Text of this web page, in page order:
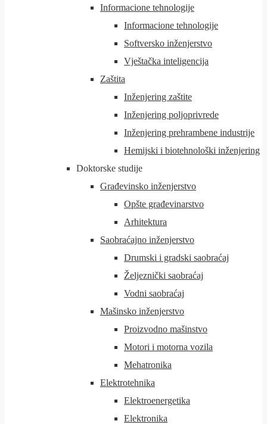
Informacione tehnologije
Informacione tehnologije
Softversko inženjerstvo
Vještačka inteligencija
Zaštita
Inženjering zaštite
Inženjering poljoprivrede
Inženjering prehrambene industrije
Hemijski i biotehnološki inženjering
Doktorske studije
Građevinsko inženjerstvo
Opšte građevinarstvo
Arhitektura
Saobraćajno inženjerstvo
Drumski i gradski saobraćaj
Željeznički saobraćaj
Vodni saobraćaj
Mašinsko inženjerstvo
Proizvodno mašinstvo
Motori i motorna vozila
Mehatronika
Elektrotehnika
Elektroenergetika
Elektronika